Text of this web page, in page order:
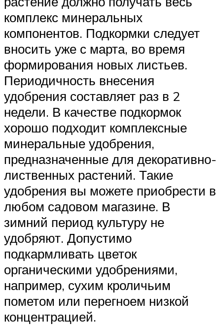
комплекс минеральных
компонентов. Подкормки следует
вносить уже с марта, во время
формирования новых листьев.
Периодичность внесения
удобрения составляет раз в 2
недели. В качестве подкормок
хорошо подходит комплексные
минеральные удобрения,
предназначенные для декоративно-
лиственных растений. Такие
удобрения вы можете приобрести в
любом садовом магазине. В
зимний период культуру не
удобряют. Допустимо
подкармливать цветок
органическими удобрениями,
например, сухим кроличьим
пометом или перегноем низкой
концентрацией.